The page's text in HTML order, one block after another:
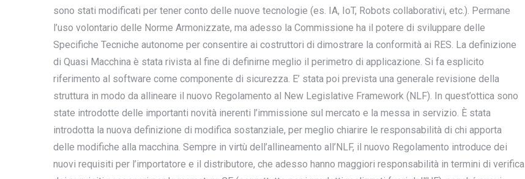
sono stati modificati per tener conto delle nuove tecnologie (es. IA, IoT, Robots collaborativi, etc.). Permane
l’uso volontario delle Norme Armonizzate, ma adesso la Commissione ha il potere di sviluppare delle
Specifiche Tecniche autonome per consentire ai costruttori di dimostrare la conformità ai RES. La definizione
di Quasi Macchina è stata rivista al fine di definirne meglio il perimetro di applicazione. Si fa esplicito
riferimento al software come componente di sicurezza. E’ stata poi prevista una generale revisione della
struttura in modo da allineare il nuovo Regolamento al New Legislative Framework (NLF). In quest’ottica sono
state introdotte delle importanti novità inerenti l’immissione sul mercato e la messa in servizio. È stata
introdotta la nuova definizione di modifica sostanziale, per meglio chiarire le responsabilità di chi apporta
delle modifiche alla macchina. Sempre in virtù dell’allineamento all’NLF, il nuovo Regolamento introduce dei
nuovi requisiti per l’importatore e il distributore, che adesso hanno maggiori responsabilità in termini di verifica